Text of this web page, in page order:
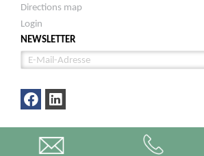
Directions map
Login
NEWSLETTER